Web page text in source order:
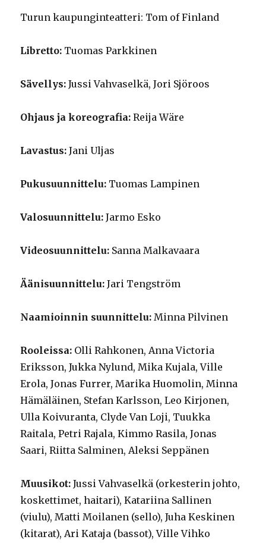
Turun kaupunginteatteri: Tom of Finland
Libretto: Tuomas Parkkinen
Sävellys:Jussi Vahvaselkä, Jori Sjöroos
Ohjaus ja koreografia:Reija Wäre
Lavastus:Jani Uljas
Pukusuunnittelu: Tuomas Lampinen
Valosuunnittelu:Jarmo Esko
Videosuunnittelu: Sanna Malkavaara
Äänisuunnittelu:Jari Tengström
Naamioinnin suunnittelu: Minna Pilvinen
Rooleissa: Olli Rahkonen, Anna Victoria
Eriksson, Jukka Nylund, Mika Kujala, Ville
Erola, Jonas Furrer, Marika Huomolin, Minna
Hämäläinen, Stefan Karlsson, Leo Kirjonen,
Ulla Koivuranta, Clyde Van Loji, Tuukka
Raitala, Petri Rajala, Kimmo Rasila, Jonas
Saari, Riitta Salminen, Aleksi Seppänen
Muusikot:Jussi Vahvaselkä (orkesterin johto,
koskettimet, haitari), Katariina Sallinen
(viulu), Matti Moilanen (sello), Juha Keskinen
(kitarat), Ari Kataja (bassot), Ville Vihko